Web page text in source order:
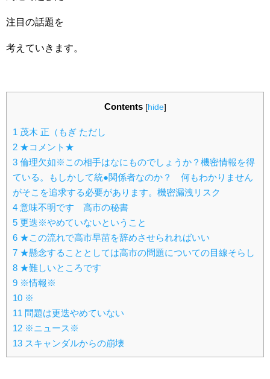
注目の話題を
考えていきます。
Contents [hide]
1 茂木 正（もぎ ただし
2 ★コメント★
3 倫理欠如※この相手はなにものでしょうか？機密情報を得
ている。もしかして統●関係者なのか？ 何もわかりません
がそこを追求する必要があります。機密漏洩リスク
4 意味不明です 高市の秘書
5 更迭※やめていないということ
6 ★この流れで高市早苗を辞めさせられればいい
7 ★懸念することとしては高市の問題についての目線そらし
8 ★難しいところです
9 ※情報※
10 ※
11 問題は更迭やめていない
12 ※ニュース※
13 スキャンダルからの崩壊